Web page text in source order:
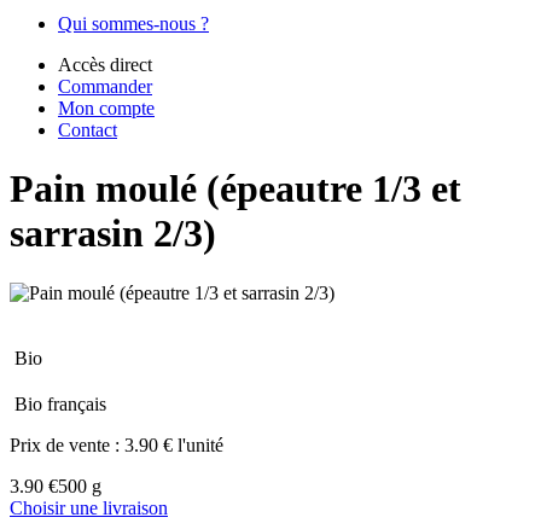
Qui sommes-nous ?
Accès direct
Commander
Mon compte
Contact
Pain moulé (épeautre 1/3 et
sarrasin 2/3)
Bio
Bio français
Prix de vente : 3.90 € l'unité
3.90 €500 g
Choisir une livraison